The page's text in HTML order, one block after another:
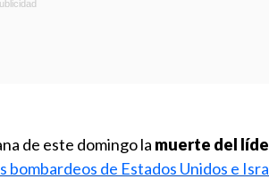
de este domingo la muerte del
bombardeos de Estados Unidos e